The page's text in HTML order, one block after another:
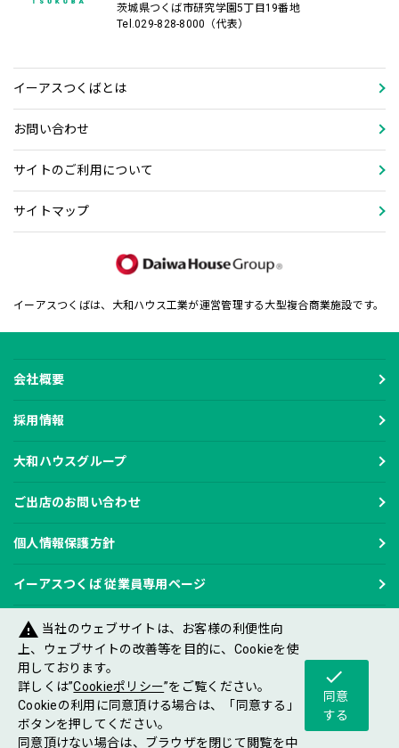
茨城県つくば市研究学園5丁目19番地
Tel.029-828-8000（代表）
イーアスつくばとは
お問い合わせ
サイトのご利用について
サイトマップ
イーアスつくばは、大和ハウス工業が運営管理する大型複合商業施設です。
会社概要
採用情報
大和ハウスグループ
ご出店のお問い合わせ
個人情報保護方針
イーアスつくば 従業員専用ページ
All rights reserved.
warning 当社のウェブサイトは、お客様の利便性向
上、ウェブサイトの改善等を目的に、Cookieを使
用しております。
詳しくは”Cookieポリシー”をご覧ください。
Cookieの利用に同意頂ける場合は、「同意する」
ボタンを押してください。
同意頂けない場合は、ブラウザを閉じて閲覧を中
check
同意
する